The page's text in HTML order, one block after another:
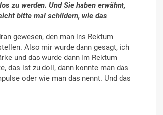
zu werden. Und Sie haben erwähnt,
bitte mal schildern, wie das
gewesen, den man ins Rektum
Also mir wurde dann gesagt, ich
und das wurde dann im Rektum
das ist zu doll, dann konnte man das
oder wie man das nennt. Und das